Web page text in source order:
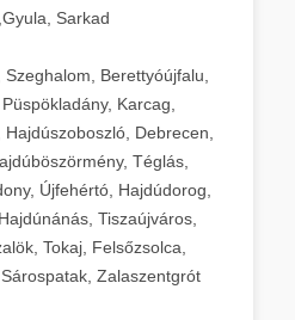
Sarkad
Berettyóújfalu,
Karcag,
Debrecen,
Téglás,
Újfehértó, Hajdúdorog,
Tiszaújváros,
Tokaj, Felsőzsolca,
Zalaszentgrót